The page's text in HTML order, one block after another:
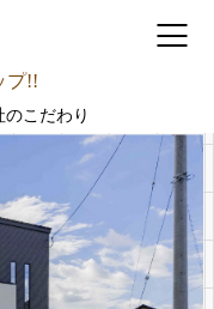
プ!!
のこだわり